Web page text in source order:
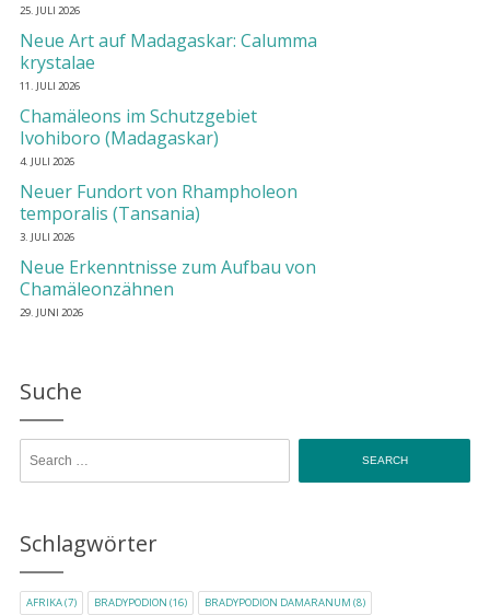
25. JULI 2026
Neue Art auf Madagaskar: Calumma
krystalae
11. JULI 2026
Chamäleons im Schutzgebiet
Ivohiboro (Madagaskar)
4. JULI 2026
Neuer Fundort von Rhampholeon
temporalis (Tansania)
3. JULI 2026
Neue Erkenntnisse zum Aufbau von
Chamäleonzähnen
29. JUNI 2026
Suche
Schlagwörter
AFRIKA(7) BRADYPODION (16) BRADYPODION DAMARANUM (8)